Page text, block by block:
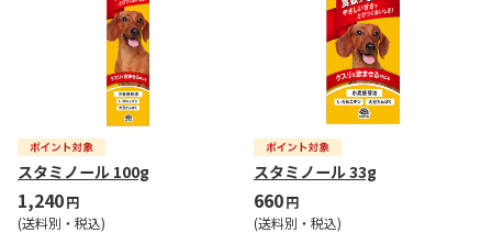
スタミノール 100g
1,240円
(送料別・税込)
スタミノール 33g
660円
(送料別・税込)